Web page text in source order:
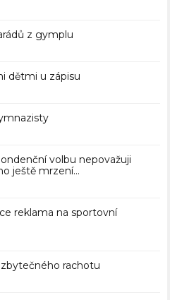
z gymplu
dětmi u zápisu
volbu nepovažuji
ještě mrzení…
reklama na sportovní
rachotu